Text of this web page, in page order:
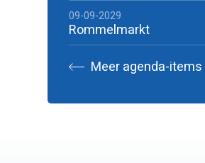
09-09-2029
Rommelmarkt
Meer agenda-items